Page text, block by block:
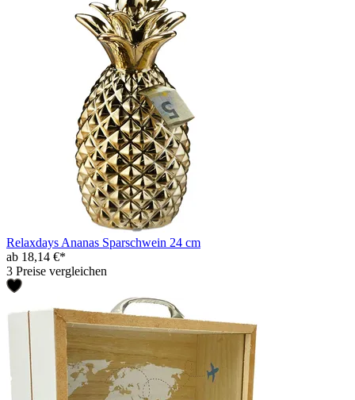
Relaxdays Ananas Sparschwein 24 cm
ab 18,14 €*
3 Preise vergleichen